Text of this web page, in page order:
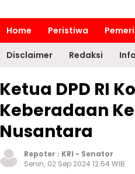
Home Peristiwa
Disclaimer Redaksi
Ketua DPD RI
Keberadaan
Nusantara
Repoter : KRI - Senator
Senin, 02 Sep 2024 12:54 WIB